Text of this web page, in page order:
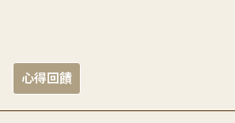
心得回饋